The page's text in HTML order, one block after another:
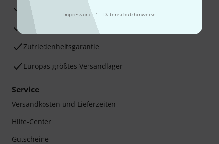
Impressum · Datenschutzhinweise
Beratung durch Fachexperten
Zufriedenheitsgarantie
Europas größtes Versandlager
Service
Versandkosten und Lieferzeiten
Hilfe-Center
Gutscheine